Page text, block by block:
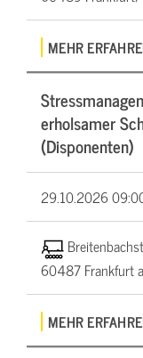
MEHR
erholsamer
(Disponenten)
29.10.2026
60487 Frankfurt
MEHR